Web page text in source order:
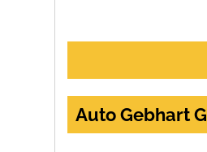
Auto Gebhart